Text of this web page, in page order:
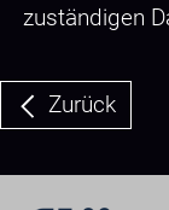
zuständigen
Zurück